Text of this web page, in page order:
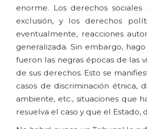
enorme. Los derechos
exclusión, y los derechos
eventualmente, reacciones
generalizada. Sin embargo,
fueron las negras épocas de las
de sus derechos. Esto se
casos de discriminación étnica,
ambiente, etc., situaciones que
resuelva el caso y que el Estado,